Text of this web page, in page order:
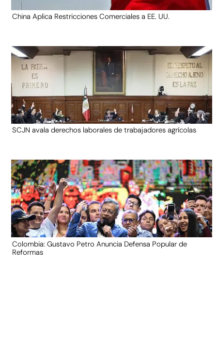
China Aplica Restricciones Comerciales a EE. UU.
SCJN avala derechos laborales de trabajadores agrícolas
Colombia: Gustavo Petro Anuncia Defensa Popular de
Reformas